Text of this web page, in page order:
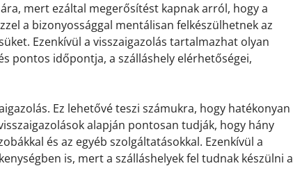
mert ezáltal megerősítést kapnak arról, hogy a
a bizonyossággal mentálisan felkészülhetnek az
Ezenkívül a visszaigazolás tartalmazhat olyan
pontos időpontja, a szálláshely elérhetőségei,
Ez lehetővé teszi számukra, hogy hatékonyan
alapján pontosan tudják, hogy hány
és az egyéb szolgáltatásokkal. Ezenkívül a
is, mert a szálláshelyek fel tudnak készülni a